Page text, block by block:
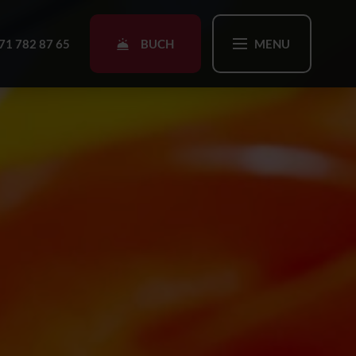
782 87 65 BUCH MENU